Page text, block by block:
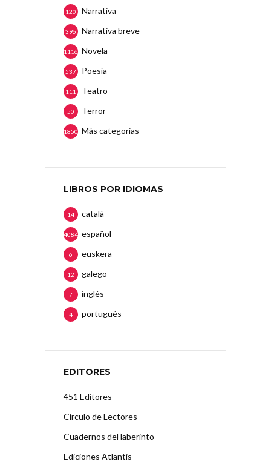
Narrativa
120
Narrativa breve
396
Novela
1116
Poesía
537
Teatro
111
Terror
50
Más categorias
1850
LIBROS POR IDIOMAS
català
14
español
4084
euskera
6
galego
12
inglés
7
portugués
4
EDITORES
451 Editores
Círculo de Lectores
Cuadernos del laberinto
Ediciones Atlantis